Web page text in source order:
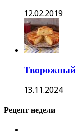
12.02.2019
13.11.2024
Рецепт недели